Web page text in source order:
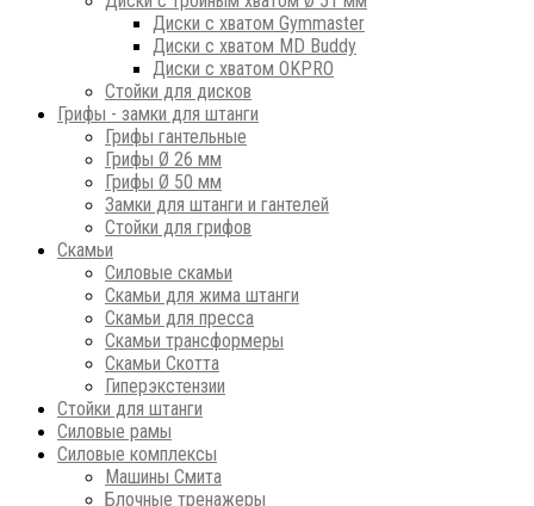
Диски с хватом Gymmaster
Диски с хватом MD Buddy
Диски с хватом OKPRO
Стойки для дисков
Грифы - замки для штанги
Грифы гантельные
Грифы Ø 26 мм
Грифы Ø 50 мм
Замки для штанги и гантелей
Стойки для грифов
Скамьи
Силовые скамьи
Скамьи для жима штанги
Скамьи для пресса
Скамьи трансформеры
Скамьи Скотта
Гиперэкстензии
Стойки для штанги
Силовые рамы
Силовые комплексы
Машины Смита
Блочные тренажеры